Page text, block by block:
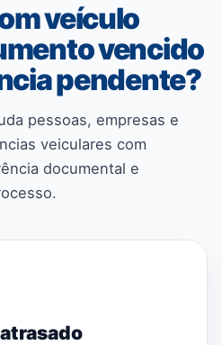
veículo
vencido
pendente?
pessoas, empresas e
veiculares com
documental e